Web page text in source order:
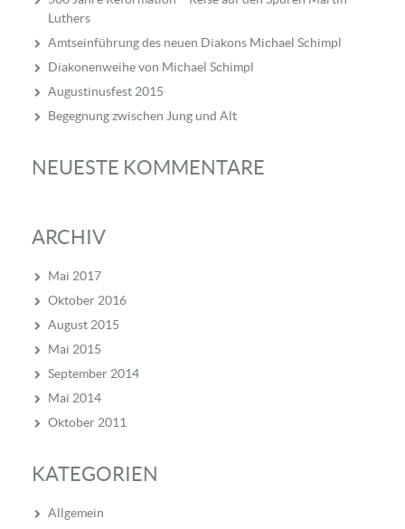
Luthers
Amtseinführung des neuen Diakons Michael Schimpl
Diakonenweihe von Michael Schimpl
Augustinusfest 2015
Begegnung zwischen Jung und Alt
NEUESTE KOMMENTARE
ARCHIV
Mai 2017
Oktober 2016
August 2015
Mai 2015
September 2014
Mai 2014
Oktober 2011
KATEGORIEN
Allgemein